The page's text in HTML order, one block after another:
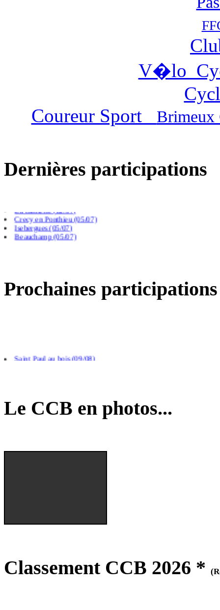
V�lo
Coureur Sport
Brimeux
Dernières participations
Villers chatel (02/08)
Crecy en Ponthieu (05/07)
Isebergues (05/07)
Beauchamp (05/07)
Frevillers (14/06)
Prochaines participations
Arras (26/08)
Le CCB en photos...
Classement CCB 2026 *